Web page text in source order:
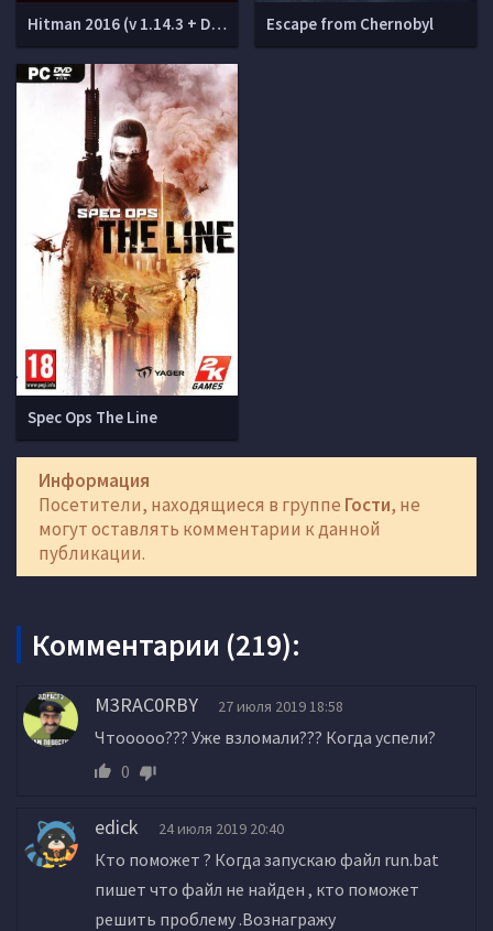
Hitman 2016 (v 1.14.3 + DLCs) Escape from Chernobyl
Spec Ops The Line
Информация
Посетители, находящиеся в группе Гости, не
могут оставлять комментарии к данной
публикации.
Комментарии (219):
M3RAC0RBY 27 июля 2019 18:58
Чтооооо??? Уже взломали??? Когда успели?
0
edick 24 июля 2019 20:40
Кто поможет ? Когда запускаю файл run.bat
пишет что файл не найден , кто поможет
решить проблему .Вознагражу